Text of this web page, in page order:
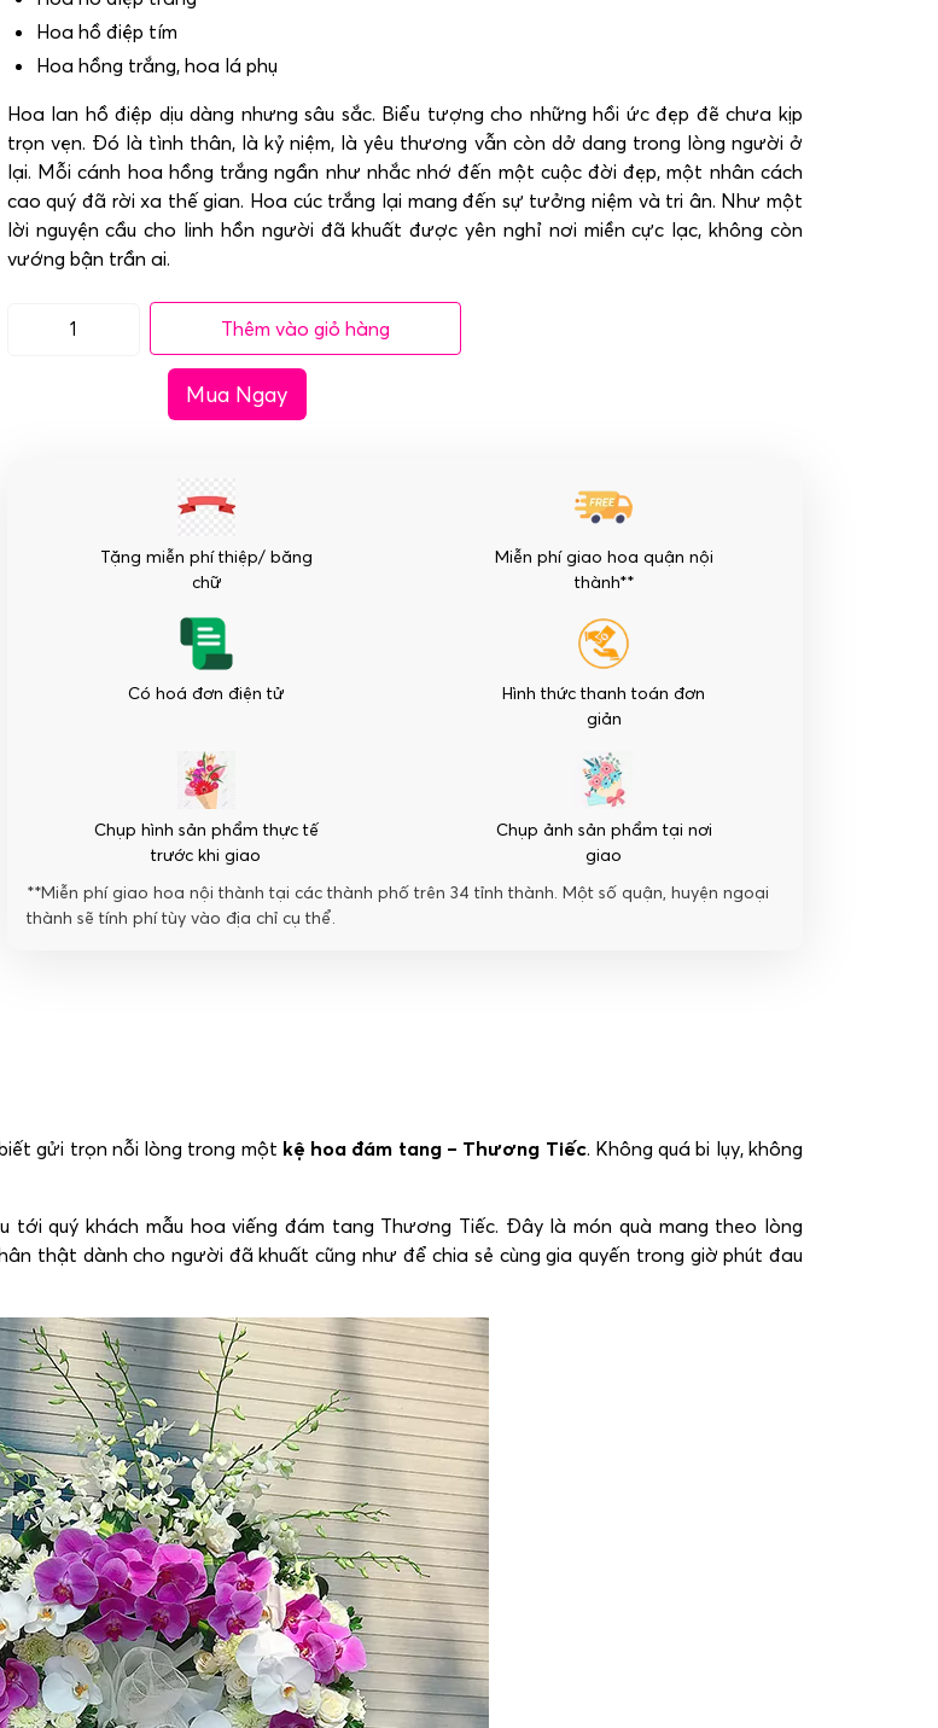
Hoa hồ điệp tím
Hoa hồng trắng, hoa lá phụ
Hoa lan hồ điệp dịu dàng nhưng sâu sắc. Biểu tượng cho những hồi ức đẹp đẽ chưa kịp
trọn vẹn. Đó là tình thân, là kỷ niệm, là yêu thương vẫn còn dở dang trong lòng người ở
lại. Mỗi cánh hoa hồng trắng ngần như nhắc nhớ đến một cuộc đời đẹp, một nhân cách
cao quý đã rời xa thế gian. Hoa cúc trắng lại mang đến sự tưởng niệm và tri ân. Như một
lời nguyện cầu cho linh hồn người đã khuất được yên nghỉ nơi miền cực lạc, không còn
vướng bận trần ai.
Kệ
lượng
Thêm vào giỏ hàng
Mua Ngay
Tặng miễn phí thiệp/ băng
chữ
Miễn phí giao hoa quận nội
thành**
Có hoá đơn điện tử
Hình thức thanh toán đơn
giản
Chụp hình sản phẩm thực tế
trước khi giao
Chụp ảnh sản phẩm tại nơi
giao
**Miễn phí giao hoa nội thành tại các thành phố trên 34 tỉnh thành. Một số quận, huyện ngoại
thành sẽ tính phí tùy vào địa chỉ cụ thể.
gửi trọn nỗi lòng trong một kệ hoa đám tang – Thương Tiếc. Không quá bi lụy, không
tới quý khách mẫu hoa viếng đám tang Thương Tiếc. Đây là món quà mang theo lòng
thật dành cho người đã khuất cũng như để chia sẻ cùng gia quyến trong giờ phút đau